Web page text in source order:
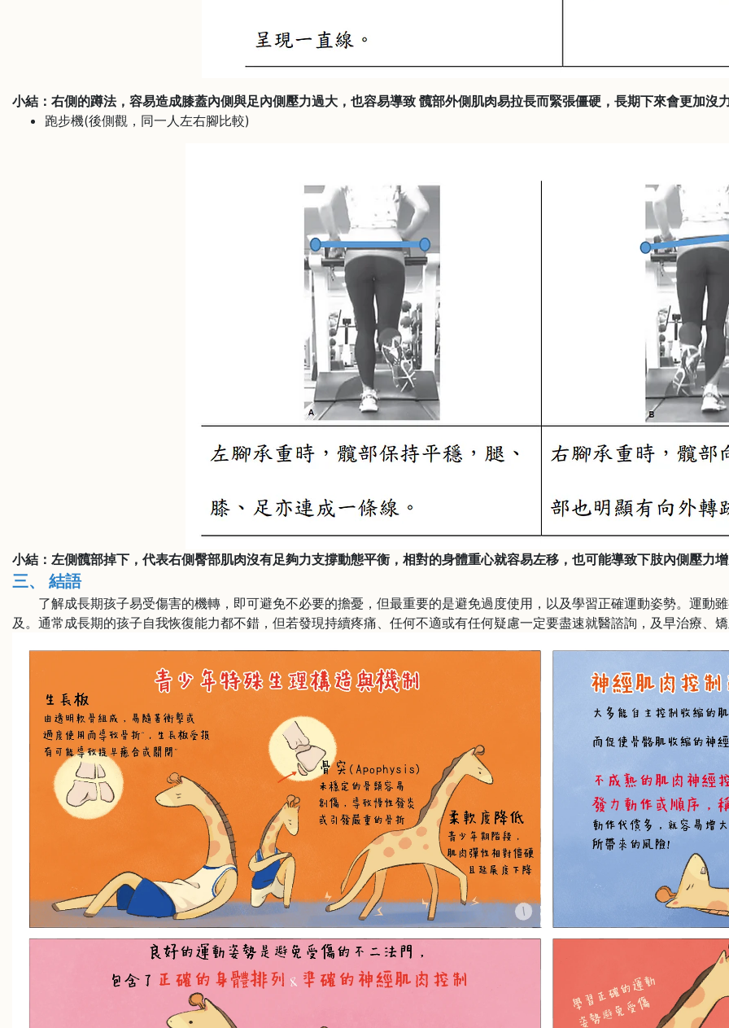
小結：右側的蹲法，容易造成膝蓋內側與足內側壓力過大，也容易導致 髖部外側肌肉易拉長而緊張僵硬，長期下來會更加沒
跑步機(後側觀，同一人左右腳比較)
小結：左側髖部掉下，代表右側臀部肌肉沒有足夠力支撐動態平衡，相對的身體重心就容易左移，也可能導致下肢內側壓力
三、 結語
了解成長期孩子易受傷害的機轉，即可避免不必要的擔憂，但最重要的是避免過度使用，以及學習正確運動姿勢。運動
及。通常成長期的孩子自我恢復能力都不錯，但若發現持續疼痛、任何不適或有任何疑慮一定要盡速就醫諮詢，及早治療、